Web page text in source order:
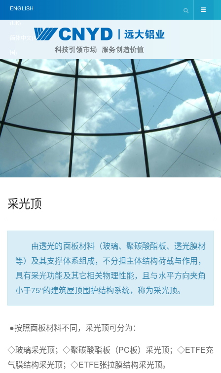
ENGLISH
(UK)
简体中文(中
国)
采光顶
由透光的面板材料（玻璃、聚碳酸酯板、透光膜材
等）及其支撑体系组成，不分担主体结构荷载与作用，
具有采光功能及其它相关物理性能，且与水平方向夹角
小于75°的建筑屋顶围护结构系统，称为采光顶。
●按照面板材料不同，采光顶可分为：
◇玻璃采光顶；◇聚碳酸酯板（PC板）采光顶；◇ETFE充
气膜结构采光顶；◇ETFE张拉膜结构采光顶。